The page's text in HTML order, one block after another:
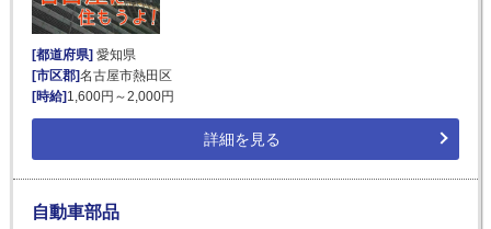
[都道府県]愛知県
[市区郡]名古屋市熱田区
[時給]1,600円～2,000円
詳細を見る
自動車部品